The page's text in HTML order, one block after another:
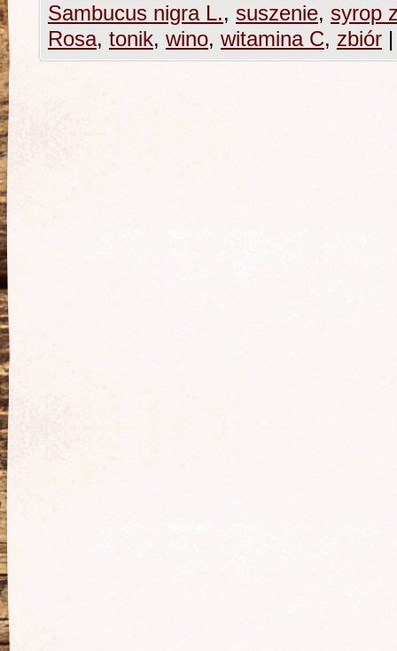
Sambucus nigra L., suszenie, syrop
Rosa, tonik, wino, witamina C, zbiór |